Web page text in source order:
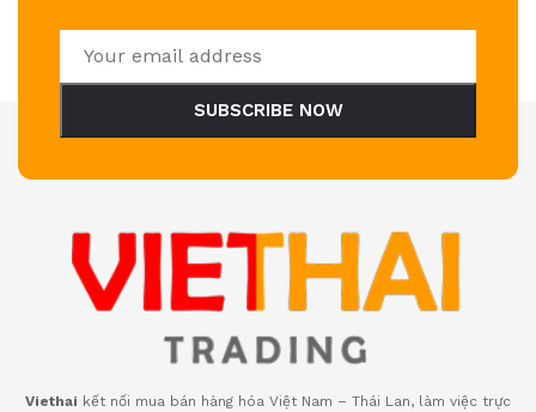
SUBSCRIBE NOW
Viethai kết nối mua bán hàng hóa Việt Nam – Thái Lan, làm việc trực